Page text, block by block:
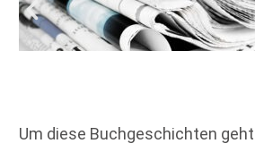
Um diese Buchgeschichten